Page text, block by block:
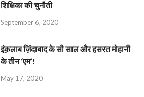
शिक्षिका की चुनौती
September 6, 2020
इंक़लाब ज़िंदाबाद के सौ साल और हसरत मोहानी
के तीन ‘एम’!
May 17, 2020